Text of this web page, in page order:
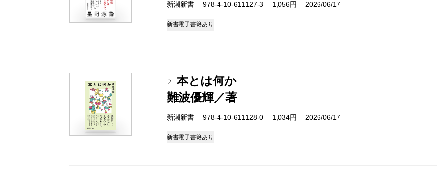
新潮新書 978-4-10-611127-3 1,056円 2026/06/17
新書電子書籍あり
本とは何か
難波優輝／著
新潮新書 978-4-10-611128-0 1,034円 2026/06/17
新書電子書籍あり